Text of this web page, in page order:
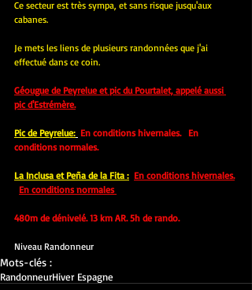
Ce secteur est très sympa, et sans risque jusqu'aux
cabanes.
Je mets les liens de plusieurs randonnées que j'ai
effectué dans ce coin.
Géougue de Peyrelue et pic du Pourtalet, appelé aussi
pic d'Estrémère.
Pic de Peyrelue: En conditions hivernales. En
conditions normales.
La Inclusa et Peña de la Fita : En conditions hivernales.
En conditions normales
480m de dénivelé. 13 km AR. 5h de rando.
Niveau Randonneur
Mots-clés :
RandonneurHiver Espagne